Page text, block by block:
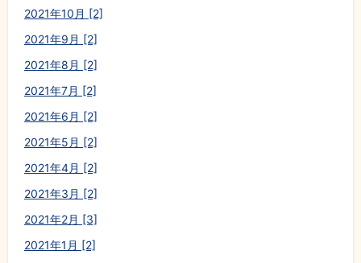
2021年10月 [2]
2021年9月 [2]
2021年8月 [2]
2021年7月 [2]
2021年6月 [2]
2021年5月 [2]
2021年4月 [2]
2021年3月 [2]
2021年2月 [3]
2021年1月 [2]